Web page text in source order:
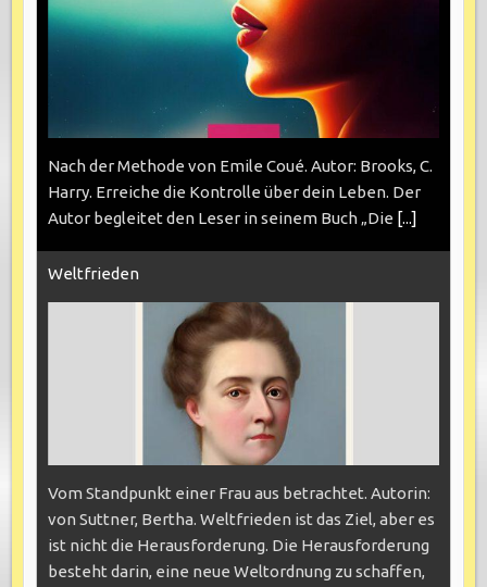
Nach der Methode von Emile Coué. Autor: Brooks, C.
Harry. Erreiche die Kontrolle über dein Leben. Der
Autor begleitet den Leser in seinem Buch „Die [...]
Weltfrieden
Vom Standpunkt einer Frau aus betrachtet. Autorin:
von Suttner, Bertha. Weltfrieden ist das Ziel, aber es
ist nicht die Herausforderung. Die Herausforderung
besteht darin, eine neue Weltordnung zu schaffen,